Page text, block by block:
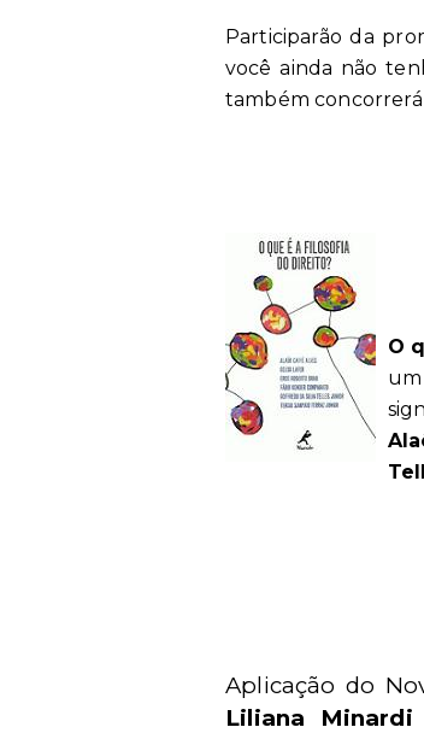
Participarão da
você ainda não
também concorrerá
O
Aplicação do
Liliana Minardi